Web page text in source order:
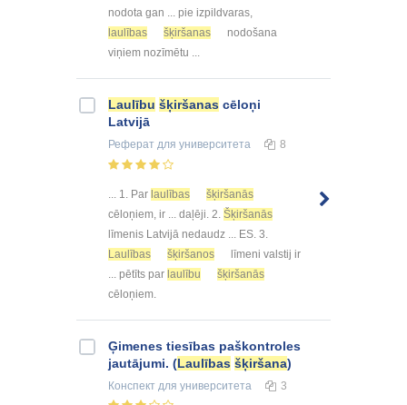
nodota gan ... pie izpildvaras,
laulības
šķiršanas
nodošana
viņiem nozīmētu ...
Laulību šķiršanas cēloņi
Latvijā
Реферат для университета 8
... 1. Par laulības
šķiršanās
cēloņiem, ir ... daļēji. 2. Šķiršanās
līmenis Latvijā nedaudz ... ES. 3.
Laulības
šķiršanos
līmeni valstij ir
... pētīts par laulību
šķiršanās
cēloņiem.
Ģimenes tiesības paškontroles
jautājumi. (Laulības šķiršana)
Конспект для университета 3